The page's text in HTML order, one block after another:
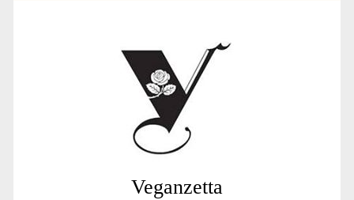
Primary
Veganzetta